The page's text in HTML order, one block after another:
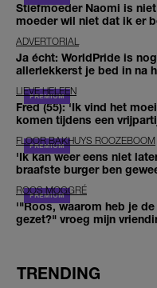
Stiefmoeder Naomi is
moeder wil niet dat ik er
ADVERTORIAL
Ja écht: WorldPride is
allerlekkerst je bed in na
LIEVE HELEEN
Fred (55): 'Ik vind het
komen tijdens een
FLOOR BAKHUYS ROOZEBOOM
'Ik kan weer eens niet
braafste burger ben
ROOS MOGGRÉ
'"Roos, waarom heb je
gezet?" vroeg mijn
TRENDING